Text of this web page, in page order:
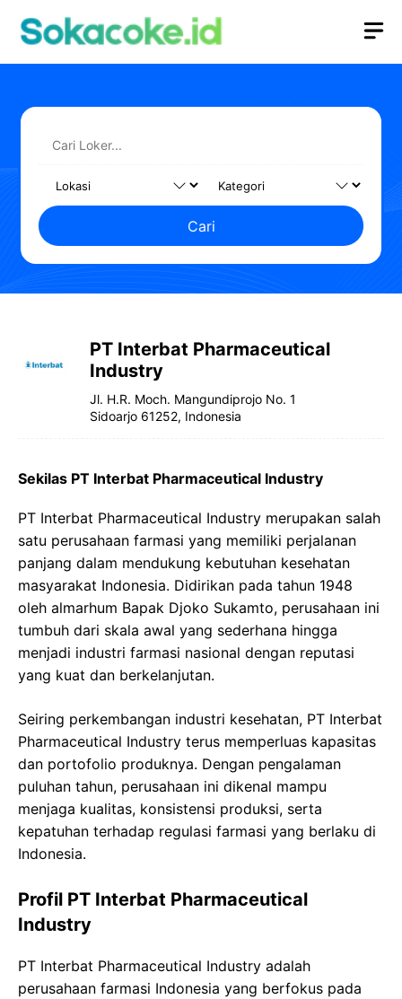
Cari
PT Interbat Pharmaceutical
Industry
Jl. H.R. Moch. Mangundiprojo No. 1
Sidoarjo 61252, Indonesia
Sekilas PT Interbat Pharmaceutical Industry
PT Interbat Pharmaceutical Industry merupakan salah
satu perusahaan farmasi yang memiliki perjalanan
panjang dalam mendukung kebutuhan kesehatan
masyarakat Indonesia. Didirikan pada tahun 1948
oleh almarhum Bapak Djoko Sukamto, perusahaan ini
tumbuh dari skala awal yang sederhana hingga
menjadi industri farmasi nasional dengan reputasi
yang kuat dan berkelanjutan.
Seiring perkembangan industri kesehatan, PT Interbat
Pharmaceutical Industry terus memperluas kapasitas
dan portofolio produknya. Dengan pengalaman
puluhan tahun, perusahaan ini dikenal mampu
menjaga kualitas, konsistensi produksi, serta
kepatuhan terhadap regulasi farmasi yang berlaku di
Indonesia.
Profil PT Interbat Pharmaceutical
Industry
PT Interbat Pharmaceutical Industry adalah
perusahaan farmasi Indonesia yang berfokus pada